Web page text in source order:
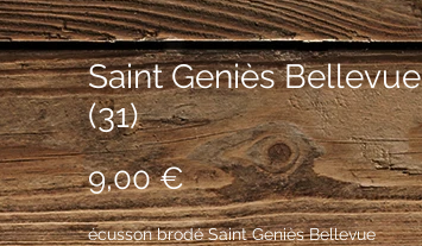
Saint Geniès Bellevue
(31)
9,00 €Prix
écusson brodé Saint Geniès Bellevue